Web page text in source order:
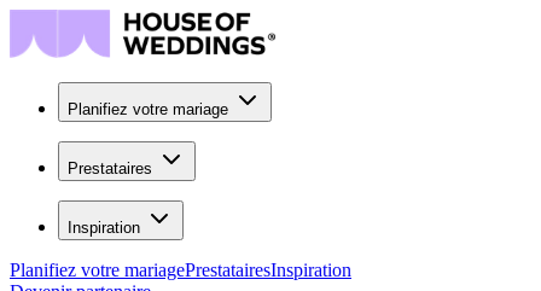
Planifiez votre mariage
Prestataires
Inspiration
Planifiez votre mariagePrestatairesInspiration